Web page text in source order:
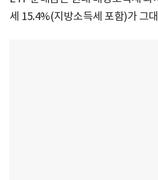
세 15.4%(지방소득세 포함)가 그